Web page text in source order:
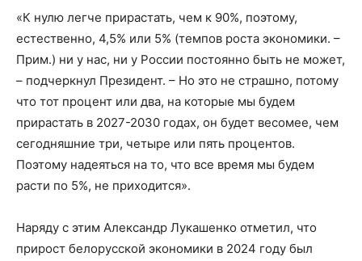
«К нулю легче прирастать, чем к 90%, поэтому,
естественно, 4,5% или 5% (темпов роста экономики. –
Прим.) ни у нас, ни у России постоянно быть не может,
– подчеркнул Президент. – Но это не страшно, потому
что тот процент или два, на которые мы будем
прирастать в 2027-2030 годах, он будет весомее, чем
сегодняшние три, четыре или пять процентов.
Поэтому надеяться на то, что все время мы будем
расти по 5%, не приходится».
Наряду с этим Александр Лукашенко отметил, что
прирост белорусской экономики в 2024 году был